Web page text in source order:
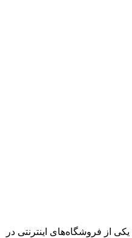
یکی از فروشگاه‌های اینترنتی در